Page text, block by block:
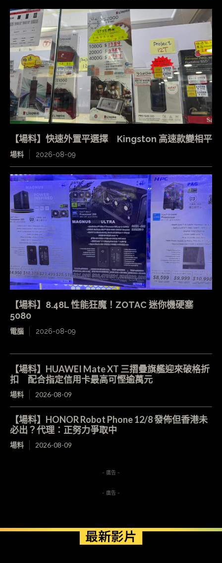
【場料】快速外置平選擇 Kingston 高速款變相平
場料 2026-08-09
【場料】8.48L 性能狂魔！ZOTAC 迷你機硬塞
5080
電腦 2026-08-09
【場料】HUAWEI Mate XT 三摺疊旗艦迎來破格折
扣 配合指定信用卡最高可慳逾萬元
場料 2026-08-09
【場料】HONOR Robot Phone 12/8 發佈但香港未
必出？代理：正努力爭取中
場料 2026-08-09
- 廣告 -
- 廣告 -
最新影片